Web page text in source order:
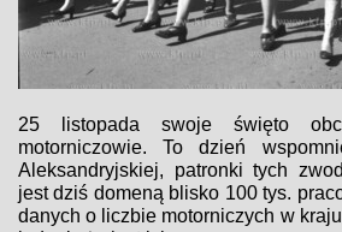
25 listopada swoje święto
motorniczowie. To dzień
Aleksandryjskiej, patronki tych
jest dziś domeną blisko 100 tys.
danych o liczbie motorniczych w